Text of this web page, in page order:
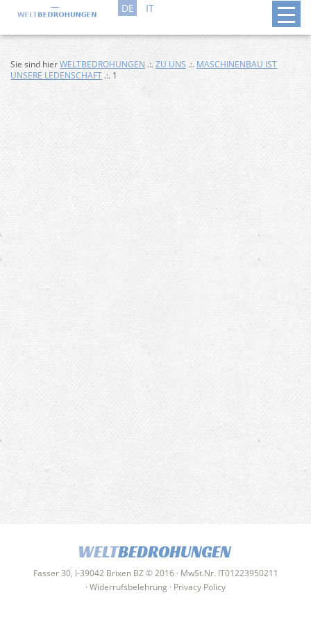
DE IT
Sie sind hierWELTBEDROHUNGEN .:.ZU UNS .:. MASCHINENBAU IST
UNSERE LEDENSCHAFT .:. 1
WELTBEDROHUNGEN
Fasser 30, I-39042 Brixen BZ © 2016 · MwSt.Nr. IT01223950211
· Widerrufsbelehrung · Privacy Policy